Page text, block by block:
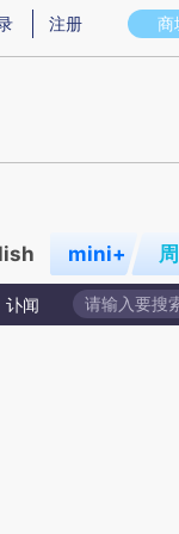
存在偏差。不代表财
商
注册
mini+
讣闻